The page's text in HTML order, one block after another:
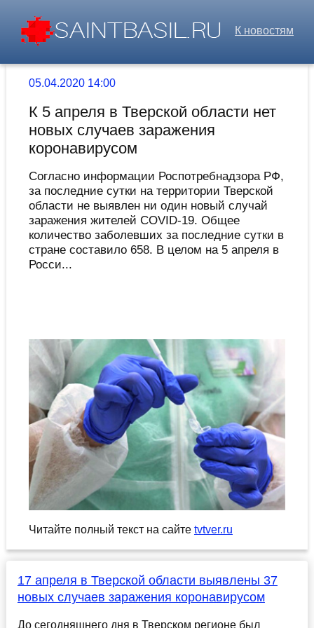
К новостям
05.04.2020 14:00
К 5 апреля в Тверской области нет
новых случаев заражения
коронавирусом
Согласно информации Роспотребнадзора РФ,
за последние сутки на территории Тверской
области не выявлен ни один новый случай
заражения жителей COVID-19. Общее
количество заболевших за последние сутки в
стране составило 658. В целом на 5 апреля в
Росси...
Читайте полный текст на сайте tvtver.ru
17 апреля в Тверской области выявлены 37
новых случаев заражения коронавирусом
До сегодняшнего дня в Тверском регионе был